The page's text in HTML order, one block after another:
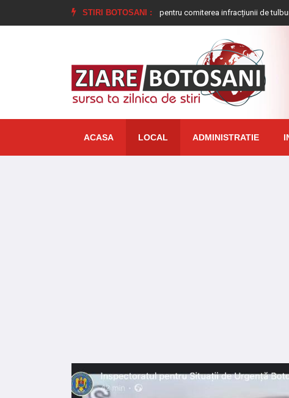
STIRI BOTOSANI :
Tânăr condamnat la închisoare pentru comiterea infracțiunii de tulburarea
ACASA LOCAL ADMINISTRATIE